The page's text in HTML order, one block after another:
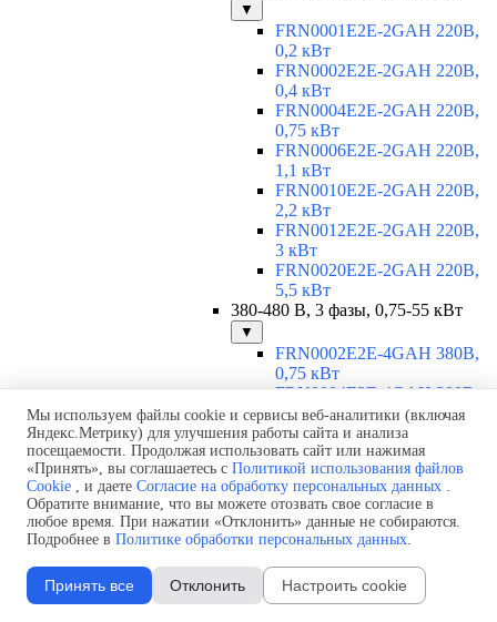
▼
FRN0001E2E-2GAH 220В,
0,2 кВт
FRN0002E2E-2GAH 220В,
0,4 кВт
FRN0004E2E-2GAH 220В,
0,75 кВт
FRN0006E2E-2GAH 220В,
1,1 кВт
FRN0010E2E-2GAH 220В,
2,2 кВт
FRN0012E2E-2GAH 220В,
3 кВт
FRN0020E2E-2GAH 220В,
5,5 кВт
380-480 В, 3 фазы, 0,75-55 кВт
▼
FRN0002E2E-4GAH 380В,
0,75 кВт
FRN0004E2E-4GAH 380В,
1,5 кВт
FRN0006E2E-4GAH 380В,
2,2 кВт
FRN0007E2E-4GAH 380В,
3 кВт
FRN0012E2E-4GAH 380В,
5,5 кВт
FRN0022E2E-4EH 380В, 11
кВт
FRN0029E2E-4EH 380В, 15
Мы используем файлы cookie и сервисы веб-аналитики (включая
Яндекс.Метрику) для улучшения работы сайта и анализа
посещаемости. Продолжая использовать сайт или нажимая
«Принять», вы соглашаетесь с Политикой использования файлов
Cookie , и даете Согласие на обработку персональных данных .
Обратите внимание, что вы можете отозвать свое согласие в
любое время. При нажатии «Отклонить» данные не собираются.
Подробнее в Политике обработки персональных данных.
Принять все Отклонить Настроить cookie